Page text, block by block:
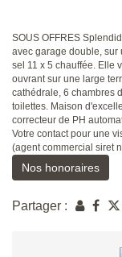
SOUS OFFRES
avec garage double, sur
sel 11 x 5 chauffée. Elle
ouvrant sur une large
cathédrale, 6 chambres
toilettes. Maison
correcteur de PH
Votre contact pour une
(agent commercial siret
Nos honoraires
Partager :